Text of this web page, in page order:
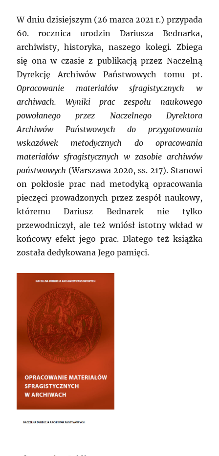
W dniu dzisiejszym (26 marca 2021 r.) przypada
60. rocznica urodzin Dariusza Bednarka,
archiwisty, historyka, naszego kolegi. Zbiega
się ona w czasie z publikacją przez Naczelną
Dyrekcję Archiwów Państwowych tomu pt.
Opracowanie materiałów sfragistycznych w
archiwach. Wyniki prac zespołu naukowego
powołanego przez Naczelnego Dyrektora
Archiwów Państwowych do przygotowania
wskazówek metodycznych do opracowania
materiałów sfragistycznych w zasobie archiwów
państwowych (Warszawa 2020, ss. 217). Stanowi
on pokłosie prac nad metodyką opracowania
pieczęci prowadzonych przez zespół naukowy,
któremu Dariusz Bednarek nie tylko
przewodniczył, ale też wniósł istotny wkład w
końcowy efekt jego prac. Dlatego też książka
została dedykowana Jego pamięci.